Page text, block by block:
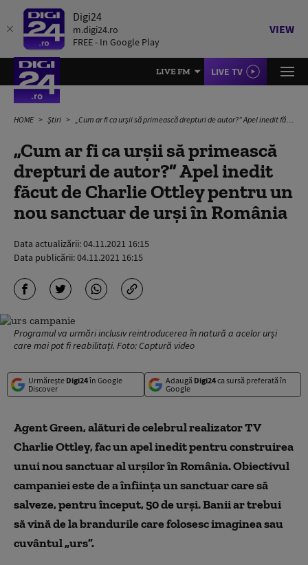
Digi24
m.digi24.ro
FREE - In Google Play
VIEW
LIVE FM LIVE TV
HOME Știri „Cum ar fi ca urșii să primească drepturi de autor?” Apel inedit făcut de Charlie Ottley pentru un nou sanctuar de urși în România
„Cum ar fi ca urșii să primească
drepturi de autor?” Apel inedit
făcut de Charlie Ottley pentru un
nou sanctuar de urși în România
Data actualizării:04.11.2021 16:15
Data publicării:04.11.2021 16:15
Programul va urmări inclusiv reintroducerea în natură a acelor urși
care mai pot fi reabilitați. Foto: Captură video
Urmărește Digi24în Google
Discover
Adaugă Digi24ca sursă preferată în
Google
Agent Green, alături de celebrul realizator TV
Charlie Ottley, fac un apel inedit pentru construirea
unui nou sanctuar al urșilor în România. Obiectivul
campaniei este de a înființa un sanctuar care să
salveze, pentru început, 50 de urși. Banii ar trebui
să vină de la brandurile care folosesc imaginea sau
cuvântul „urs”.